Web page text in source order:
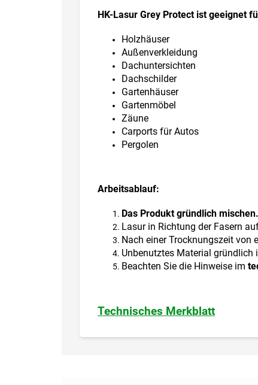
HK-Lasur Grey Protect ist geeignet
Holzhäuser
Außenverkleidung
Dachuntersichten
Dachschilder
Gartenhäuser
Gartenmöbel
Zäune
Carports für Autos
Pergolen
Arbeitsablauf:
Das Produkt gründlich mischen.
Lasur in Richtung der Fasern
Nach einer Trocknungszeit von
Unbenutztes Material gründlich
Beachten Sie die Hinweise im
Technisches Merkblatt